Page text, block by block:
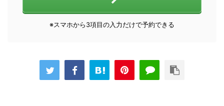
※スマホから3項目の入力だけで予約できる